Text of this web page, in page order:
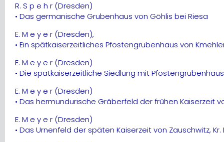
R. S p e h r (Dresden)
• Das germanische Grubenhaus von Göhlis bei Riesa
E. M e y e r (Dresden),
• Ein spätkaiserzeitliches Pfostengrubenhaus von
E. M e y e r (Dresden)
• Die spätkaiserzeitliche Siedlung mit
E. M e y e r (Dresden)
• Das hermundurische Gräberfeld der frühen Kaiserzeit
E. M e y e r (Dresden)
• Das Urnenfeld der späten Kaiserzeit von Zauschwitz, Kr.